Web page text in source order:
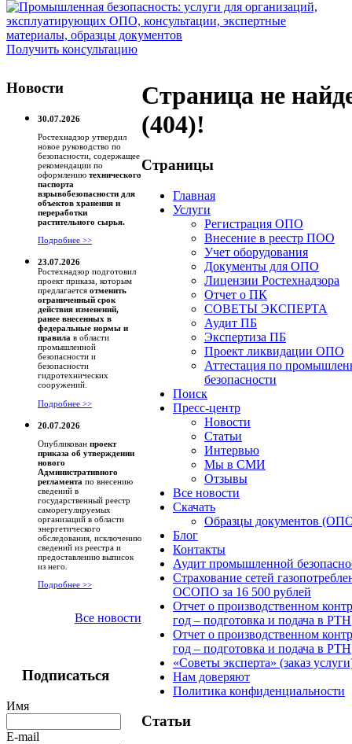
Получить консультацию
Новости
30.07.2026
Ростехнадзор утвердил
новое руководство по
безопасности, содержащее
рекомендации по
оформлению технического
паспорта
взрывобезопасности для
объектов хранения и
переработки
растительного сырья.
Подробнее >>
23.07.2026
Ростехнадзор подготовил
проект приказа, которым
предлагается отменить
ограниченный срок
действия изменений,
ранее внесенных в
федеральные нормы и
правила в области
промышленной
безопасности и
безопасности
гидротехнических
сооружений.
Подробнее >>
20.07.2026
Опубликован проект
приказа об утверждении
нового
Административного
регламента по внесению
сведений в
государственный реестр
саморегулируемых
организаций в области
энергетического
обследования, исключению
сведений из реестра и
предоставлению выписок
из него.
Подробнее >>
Все новости
Подписаться
Имя
E-mail
Страница не
(404)!
Страницы
Главная
Услуги
Регистрация ОПО
Внесение в реестр ПОО
Учет оборудования
Документы для ОПО
Лицензии Ростехнадзора
Отчет о ПК
СОВЕТЫ ЭКСПЕРТА
Аудит ПБ
Экспертиза ПБ
Проект ликвидации ОПО
Аттестация по
безопасности
Поиск
Пресс-центр
Новости
Статьи
Интервью
Мы в СМИ
Отзывы
Все новости
Скачать
Образцы документов
Блог
Контакты
Аудит промышленной
Страхование сетей
ОСОПО за 16 500 рублей
Отчет о производственном
год – подготовка и подача в РТН
Отчет о производственном
год – подготовка и подача в РТН
«Советы эксперта» (заказ
Нам доверяют
Политика конфиденциальности
Статьи